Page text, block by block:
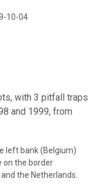
10-04
with 3 pitfall traps
and 1999, from
left bank (Belgium)
on the border
the Netherlands.